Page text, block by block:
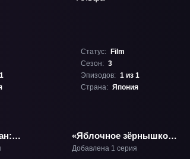
Статус:
Film
Сезон: 3
Эпизодов: 1 из 1
Страна: Япония
«Яблочное зёрнышко
3: Проект «Альфа»»
Добавлена 1 серия